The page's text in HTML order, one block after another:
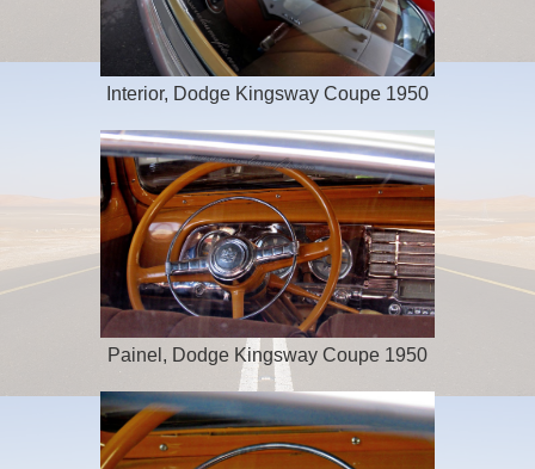
Interior, Dodge Kingsway Coupe 1950
Painel, Dodge Kingsway Coupe 1950